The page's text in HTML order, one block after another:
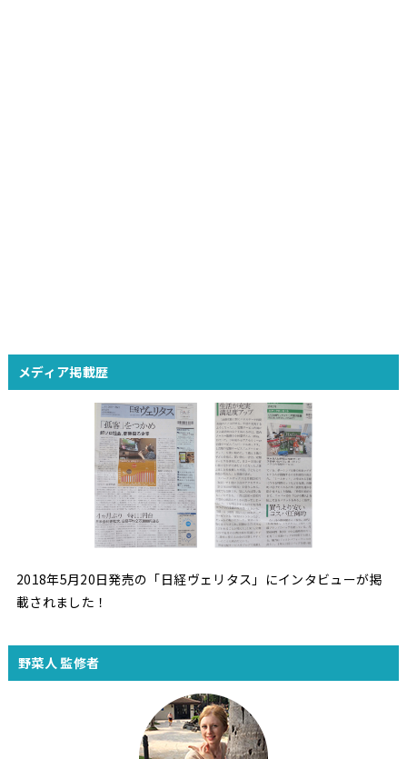
メディア掲載歴
2018年5月20日発売の「日経ヴェリタス」にインタビューが掲
載されました！
野菜人 監修者